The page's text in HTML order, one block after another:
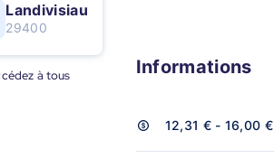
Landivisiau
29400
à tous
Informations
12,31 € - 16,00 €